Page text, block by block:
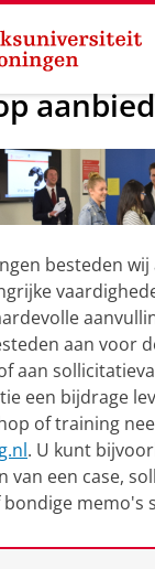
Presenteren
besteden
aan voor
aan
een bijdrage
of training
. U kunt
van een case,
memo's